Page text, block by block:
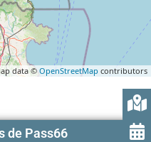
data ©OpenStreetMap contributors
de Pass66